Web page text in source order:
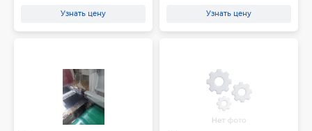
Узнать цену Узнать цену